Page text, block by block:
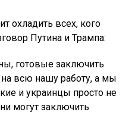
охладить всех, кого
Путина и Трампа:
готовые заключить
на всю нашу работу, а мы
и украинцы просто не
могут заключить